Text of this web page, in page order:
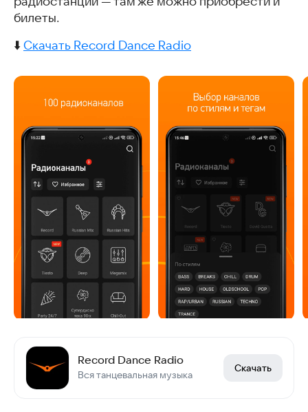
билеты.
⬇️ Скачать Record Dance Radio
Record Dance Radio
Вся танцевальная музыка
Скачать